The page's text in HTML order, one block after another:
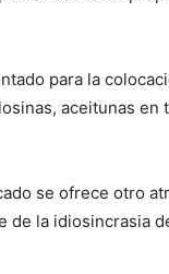
para la
aceitunas en
se ofrece otro
de la idiosincrasia